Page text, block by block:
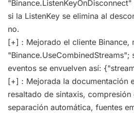
si la ListenKey se elimina al
no.
[+] : Mejorado el cliente Binance,
"Binance.UseCombinedStreams";
eventos se envuelven así:
[+] : Mejorada la documentación
resaltado de sintaxis, compresión
separación automática, fuentes